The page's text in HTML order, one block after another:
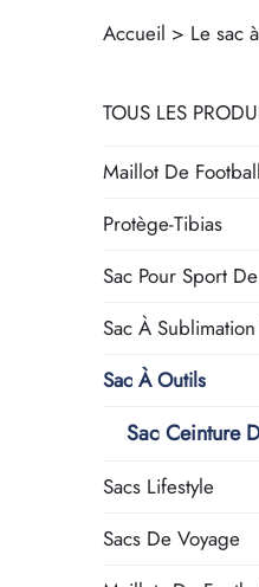
Accueil > Le sac
TOUS LES
Maillot De Football
Protège-Tibias
Sac Pour Sport
Sac À
Sac À Outils
Sac Ceinture
Sacs Lifestyle
Sacs De Voyage